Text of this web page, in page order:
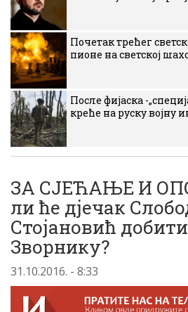
Почетак трећег
пионе на светској
После фијаска -
креће на руску војну
ЗА СЈЕЋАЊЕ И
ли ће дјечак
Стојановић
Зворнику?
31.10.2016. - 8:33